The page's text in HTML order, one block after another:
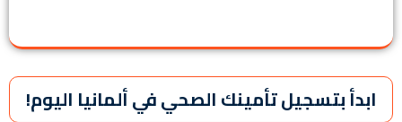
ابدأ بتسجيل تأمينك الصحي في ألمانيا اليوم!